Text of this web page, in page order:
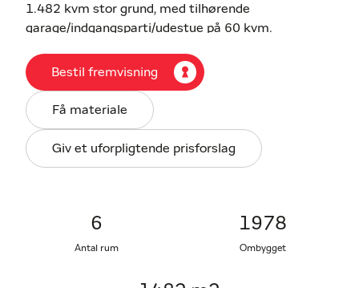
1.482 kvm stor grund, med tilhørende
garage/indgangsparti/udestue på 60 kvm.
Huset er opført i 1967, og det er løbende renoveret
over de sidste cirka 15 år. Huset byder på en
funktionel og fleksibel planløsning, med mulighed
for at indrette separate afdelinger til eksempelvis
teenagebørn, gæster eller hobby.
naturligt binder huset sammen. Herudover findes
Bestil fremvisning
Få materiale
Giv et uforpligtende prisforslag
6
Antal rum
1978
Ombygget